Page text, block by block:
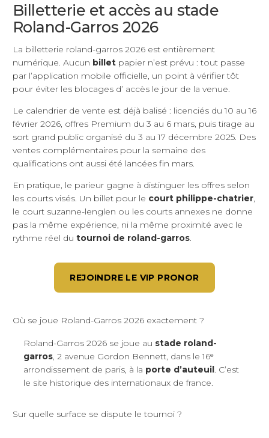
Billetterie et accès au stade
Roland-Garros 2026
La billetterie roland-garros 2026 est entièrement
numérique. Aucun billet papier n’est prévu : tout passe
par l’application mobile officielle, un point à vérifier tôt
pour éviter les blocages d’ accès le jour de la venue.
Le calendrier de vente est déjà balisé : licenciés du 10 au 16
février 2026, offres Premium du 3 au 6 mars, puis tirage au
sort grand public organisé du 3 au 17 décembre 2025. Des
ventes complémentaires pour la semaine des
qualifications ont aussi été lancées fin mars.
En pratique, le parieur gagne à distinguer les offres selon
les courts visés. Un billet pour le court philippe-chatrier,
le court suzanne-lenglen ou les courts annexes ne donne
pas la même expérience, ni la même proximité avec le
rythme réel du tournoi de roland-garros.
REJOINDRE LE VIP PRONOR
Où se joue Roland-Garros 2026 exactement ?
Roland-Garros 2026 se joue au stade roland-
garros, 2 avenue Gordon Bennett, dans le 16ᵉ
arrondissement de paris, à la porte d’auteuil. C’est
le site historique des internationaux de france.
Sur quelle surface se dispute le tournoi ?